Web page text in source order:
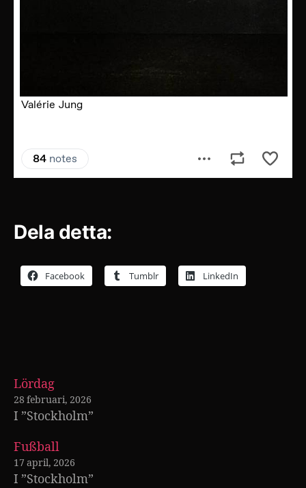
Dela detta:
Facebook Tumblr LinkedIn
Lördag
28 februari, 2026
I ”Stockholm”
Fußball
17 april, 2026
I ”Stockholm”